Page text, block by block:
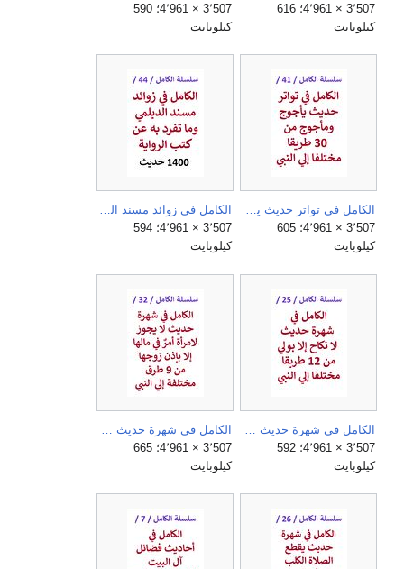
3٬507 × 4٬961؛ 616
كيلوبايت
3٬507 × 4٬961؛ 590
كيلوبايت
الكامل في تواتر حديث ياجوج وماجوج من 30 طريقا مختلفا الي النبي.jpg
3٬507 × 4٬961؛ 605
كيلوبايت
الكامل في زوائد مسند الديلمي وما تفرد به عن كتب الرواية.jpg
3٬507 × 4٬961؛ 594
كيلوبايت
3٬507 × 4٬961؛ 592
كيلوبايت
3٬507 × 4٬961؛ 665
كيلوبايت